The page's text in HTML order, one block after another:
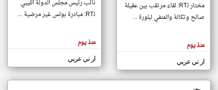
مصادر الأخبار من ليبيا
اخبار ليبيا على مدار الساعة
المقالات
هنا عن
وجهة
نظر
كاتبيها.
مختار لـRT: لقاء مرتقب بين عقيلة
صالح وتكالة والمنفي لبلورة ...
منذ يوم
ار تي عربي
نائب رئيس مجلس الدولة الليبي
لـRT: مبادرة بولس غير مرضية ...
منذ يوم
ار تي عربي
klyoum.com